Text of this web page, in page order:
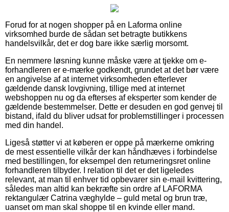
Forud for at nogen shopper på en Laforma online
virksomhed burde de sådan set betragte butikkens
handelsvilkår, det er dog bare ikke særlig morsomt.
En nemmere løsning kunne måske være at tjekke om e-
forhandleren er e-mærke godkendt, grundet at det bør være
en angivelse af at internet virksomheden efterlever
gældende dansk lovgivning, tillige med at internet
webshoppen nu og da efterses af eksperter som kender de
gældende bestemmelser. Dette er desuden en god genvej til
bistand, ifald du bliver udsat for problemstillinger i processen
med din handel.
Ligeså støtter vi at køberen er oppe på mærkerne omkring
de mest essentielle vilkår der kan håndhæves i forbindelse
med bestillingen, for eksempel den returneringsret online
forhandleren tilbyder. I relation til det er det ligeledes
relevant, at man til enhver tid opbevarer sin e-mail kvittering,
således man altid kan bekræfte sin ordre af LAFORMA
rektangulær Catrina væghylde – guld metal og brun træ,
uanset om man skal shoppe til en kvinde eller mand.